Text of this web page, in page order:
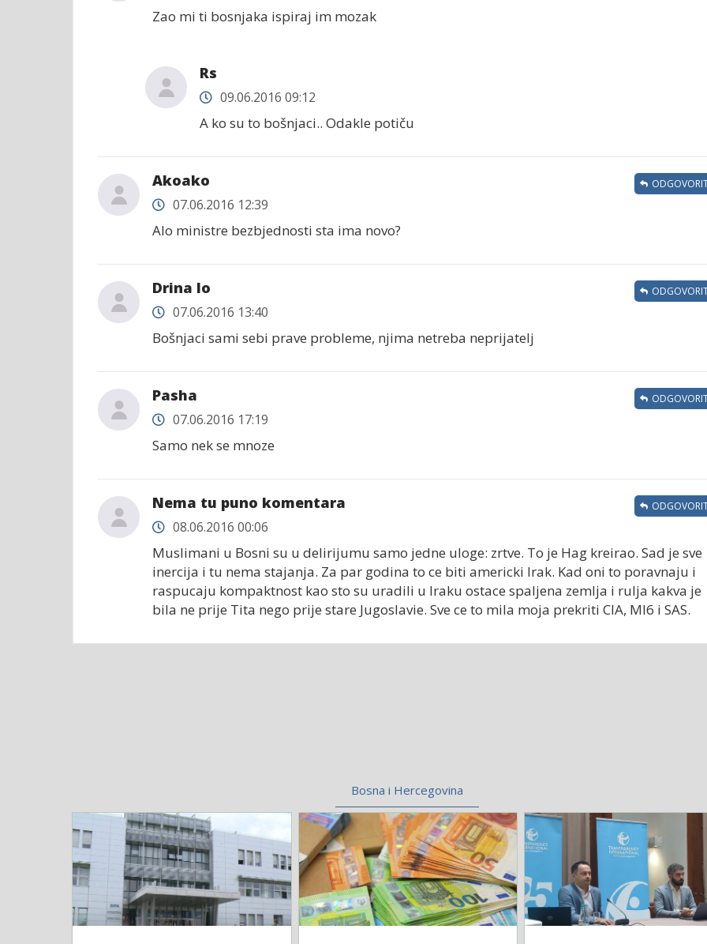
Zao mi ti bosnjaka ispiraj im mozak
Rs
09.06.2016 09:12
A ko su to bošnjaci.. Odakle potiču
Akoako
07.06.2016 12:39
Alo ministre bezbjednosti sta ima novo?
Drina lo
07.06.2016 13:40
Bošnjaci sami sebi prave probleme, njima netreba neprijatelj
Pasha
07.06.2016 17:19
Samo nek se mnoze
Nema tu puno komentara
08.06.2016 00:06
Muslimani u Bosni su u delirijumu samo jedne uloge: zrtve. To je Hag kreirao. Sad je sve
inercija i tu nema stajanja. Za par godina to ce biti americki Irak. Kad oni to poravnaju i
raspucaju kompaktnost kao sto su uradili u Iraku ostace spaljena zemlja i rulja kakva je
bila ne prije Tita nego prije stare Jugoslavie. Sve ce to mila moja prekriti CIA, MI6 i SAS.
Bosna i Hercegovina